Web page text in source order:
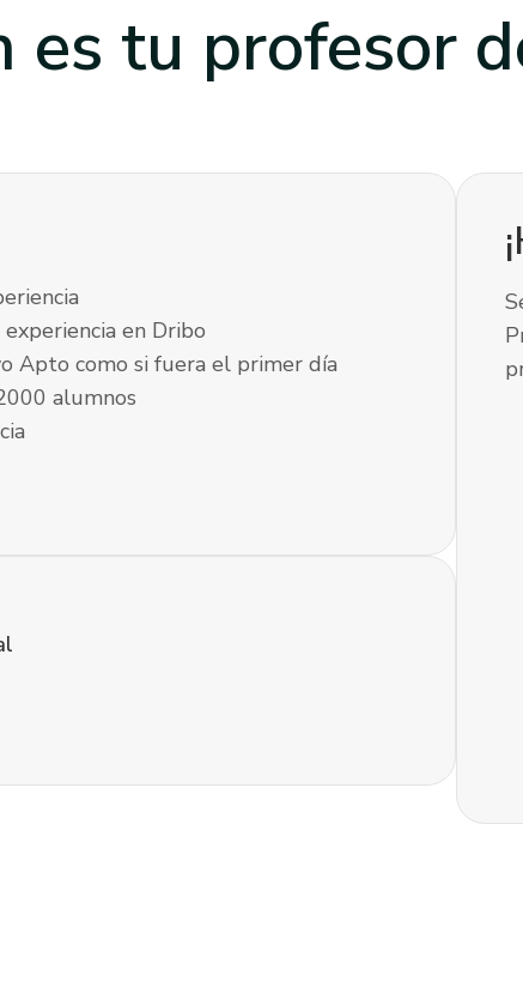
es tu profesor
en Dribo
Apto como si fuera el primer día
alumnos